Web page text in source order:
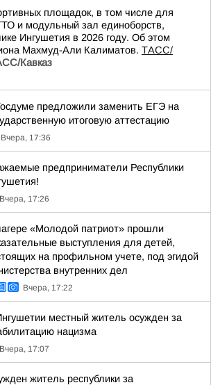
площадок, в том числе для
и модульный зал единоборств,
Ингушетия в 2026 году. Об этом
Махмуд-Али Калиматов. ТАСС/
Кавказ
предложили заменить ЕГЭ на
итоговую аттестацию
Вчера, 17:36
предприниматели Республики
Вчера, 17:26
«Молодой патриот» прошли
выступления для детей,
на профильном учете, под эгидой
внутренних дел
Вчера, 17:22
местный житель осужден за
нацизма
Вчера, 17:07
житель республики за